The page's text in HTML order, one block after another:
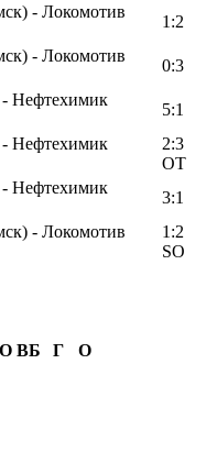
- Локомотив
1:2
- Локомотив
0:3
- Нефтехимик
5:1
- Нефтехимик
2:3
OT
- Нефтехимик
3:1
- Локомотив
1:2
SO
ВБ Г О